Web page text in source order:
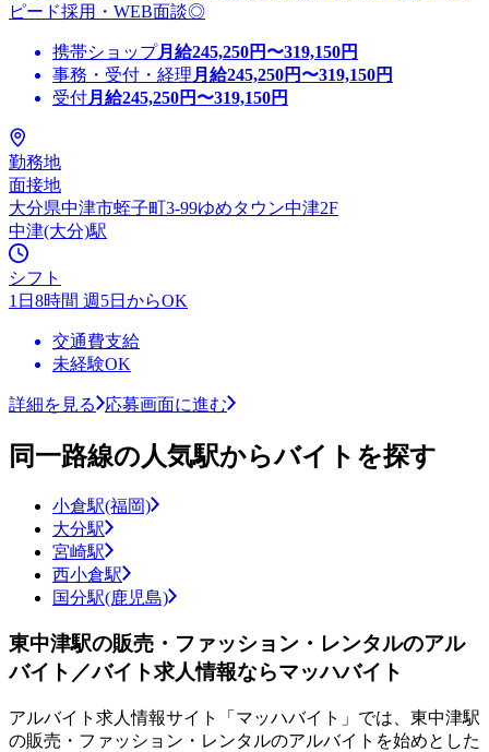
ピード採用・WEB面談◎
携帯ショップ月給245,250円〜319,150円
事務・受付・経理 月給245,250円〜319,150円
受付月給245,250円〜319,150円
勤務地
面接地
大分県中津市蛭子町3-99ゆめタウン中津2F
中津(大分)駅
シフト
1日8時間 週5日からOK
交通費支給
未経験OK
詳細を見る 応募画面に進む
同一路線の人気駅からバイトを探す
小倉駅(福岡)
大分駅
宮崎駅
西小倉駅
国分駅(鹿児島)
東中津駅の販売・ファッション・レンタルのアル
バイト／バイト求人情報ならマッハバイト
アルバイト求人情報サイト「マッハバイト」では、東中津駅
の販売・ファッション・レンタルのアルバイトを始めとした